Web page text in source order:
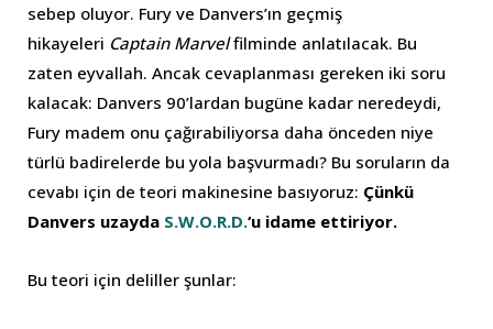
sebep oluyor. Fury ve Danvers’ın geçmiş
hikayeleri Captain Marvelfilminde anlatılacak. Bu
zaten eyvallah. Ancak cevaplanması gereken iki soru
kalacak: Danvers 90’lardan bugüne kadar neredeydi,
Fury madem onu çağırabiliyorsa daha önceden niye
türlü badirelerde bu yola başvurmadı? Bu soruların da
cevabı için de teori makinesine basıyoruz: Çünkü
Danvers uzayda S.W.O.R.D.‘u idame ettiriyor.
Bu teori için deliller şunlar: